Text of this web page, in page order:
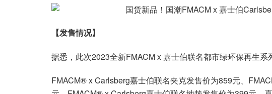
【发售情况】
据悉，此次2023全新FMACM x 嘉士伯联名都市绿环保再生系
FMACM® x Carlsberg嘉士伯联名夹克发售价为859元、